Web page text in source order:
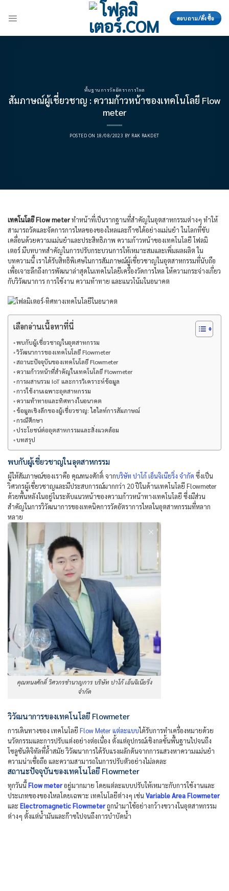
สอบถาม/สั่งซื้อ
พื้นฐานการวัดอัตราการไหล
สัมภาษณ์ผู้เชี่ยวชาญ : ความก้าวหน้าของเทคโนโลยี Flow
meter
POSTED ON 18/08/2023 BY RAK RAKDET
เทคโนโลยี Flow meterทำหน้าที่เป็นรากฐานที่สำคัญในอุตสาหกรรมต่างๆ ทำให้
สามารถวัดและจัดการการไหลของของไหลและก๊าซได้อย่างแม่นยำ ในโลกที่ขับ
เคลื่อนด้วยความแม่นยำและประสิทธิภาพ ความก้าวหน้าของเทคโนโลยี โฟลมิ
เตอร์มีบทบาทสำคัญในการปรับกระบวนการให้เหมาะสมและเพิ่มผลผลิต ใน
บทความนี้ เราได้รับสิทธิพิเศษในการสัมภาษณ์ผู้เชี่ยวชาญในอุตสาหกรรมที่นับถือ
เพื่อเจาะลึกถึงการพัฒนาล่าสุดในเทคโนโลยีเครื่องวัดการไหล ให้ความกระจ่างเกี่ยว
กับวิวัฒนาการ การใช้งาน ความท้าทาย และแนวโน้มในอนาคต
เลือกอ่านเนื้อหาที่นี่
พบกับผู้เชี่ยวชาญในอุตสาหกรรม
วิวัฒนาการของเทคโนโลยี Flowmeter
สถานะปัจจุบันของเทคโนโลยี Flowmeter
ความก้าวหน้าที่สำคัญในเทคโนโลยี Flowmeter
การผสานรวม IoT และการวิเคราะห์ข้อมูล
การใช้งานเฉพาะอุตสาหกรรม
ความท้าทายและทิศทางในอนาคต
ข้อมูลเชิงลึกของผู้เชี่ยวชาญ: ไฮไลท์การสัมภาษณ์
กรณีศึกษา
ประโยชน์ต่ออุตสาหกรรมและสิ่งแวดล้อม
บทสรุป
พบกับผู้เชี่ยวชาญในอุตสาหกรรม
ผู้ให้สัมภาษณ์ของเราคือ คุณทนงศักดิ์ จากบริษัท ปาโก้ เอ็นจิเนียริ่ง จำกัด ซึ่งเป็น
วิศวกรผู้เชี่ยวชาญและมีประสบการณ์มากกว่า 20 ปีในด้านเทคโนโลยี Flowmeter
ด้วยพื้นหลังในอยู่ในระดับแนวหน้าของความก้าวหน้าทางเทคโนโลยี ซึ่งมีส่วน
สำคัญในการวิวัฒนาการของเทคนิคการวัดอัตราการไหลในอุตสาหกรรมที่หลาก
หลาย
คุณทนงศักดิ์ วิศวกรชำนาญการ บริษัท ปาโก้ เอ็นจิเนียริ่ง
จำกัด
วิวัฒนาการของเทคโนโลยี Flowmeter
การเดินทางของ เทคโนโลยี Flow Meter แต่ละแบบได้รับการทำเครื่องหมายด้วย
นวัตกรรมและการปรับแต่งอย่างต่อเนื่อง ตั้งแต่อุปกรณ์เชิงกลขั้นพื้นฐานไปจนถึง
โซลูชันดิจิทัลที่ล้ำสมัย วิวัฒนาการได้รับแรงผลักดันจากการแสวงหาความแม่นยำ
ความน่าเชื่อถือ และความสามารถในการปรับตัวอย่างไม่ลดละ
สถานะปัจจุบันของเทคโนโลยี Flowmeter
ทุกวันนี้Flow meterอยู่มากมาย โดยแต่ละแบบปรับให้เหมาะกับการใช้งานและ
ประเภทของของไหลโดยเฉพาะ เทคโนโลยีต่างๆ เช่นVariable Area Flowmeter
และ Electromagnetic Flowmeterถูกนำมาใช้อย่างกว้างขวางในอุตสาหกรรม
ต่างๆ ตั้งแต่น้ำมันและก๊าซไปจนถึงการบำบัดน้ำ